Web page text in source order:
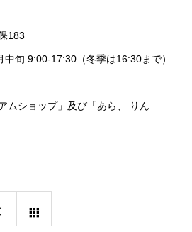
183
旬 9:00-17:30（冬季は16:30まで）
ムショップ」及び「あら、 りん